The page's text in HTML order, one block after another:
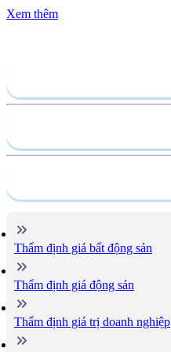
Xem thêm
Thẩm định giá bất động sản
Thẩm định giá động sản
Thẩm định giá trị doanh nghiệp